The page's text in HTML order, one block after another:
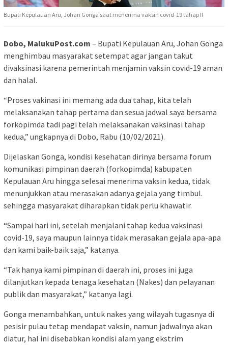
Bupati Kepulauan Aru, Johan Gonga saat menerima vaksin covid-19 tahap II
Dobo, MalukuPost.com – Bupati Kepulauan Aru, Johan Gonga
menghimbau masyarakat setempat agar jangan takut
divaksinasi karena pemerintah menjamin vaksin covid-19 aman
dan halal.
“Proses vakinasi ini memang ada dua tahap, kita telah
melaksanakan tahap pertama dan sesua jadwal saya bersama
forkopimda tadi pagi telah melaksanakan vaksinasi tahap
kedua,” ungkapnya di Dobo, Rabu (10/02/2021).
Dijelaskan Gonga, kondisi kesehatan dirinya bersama forum
komunikasi pimpinan daerah (forkopimda) kabupaten
Kepulauan Aru hingga selesai menerima vaksin kedua, tidak
menunjukkan atau merasakan adanya gejala yang timbul.
sehingga masyarakat diharapkan tidak perlu khawatir.
“Sampai hari ini, setelah menjalani tahap kedua vaksinasi
covid-19, saya maupun lainnya tidak merasakan gejala apa-apa
dan kami baik-baik saja,” katanya.
“Tak hanya kami pimpinan di daerah ini, proses ini juga
dilanjutkan kepada tenaga kesehatan (Nakes) dan pelayanan
publik dan masyarakat,” katanya lagi.
Gonga menambahkan, untuk nakes yang wilayah tugasnya di
pesisir pulau tetap mendapat vaksin, namun jadwalnya akan
diatur, hal ini disebabkan kondisi alam yang ekstrim